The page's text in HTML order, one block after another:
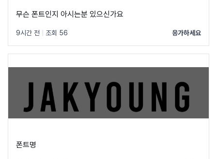
무슨 폰트인지 아시는분 있으신가요
9시간 전 조회 56 응가하세요
폰트명